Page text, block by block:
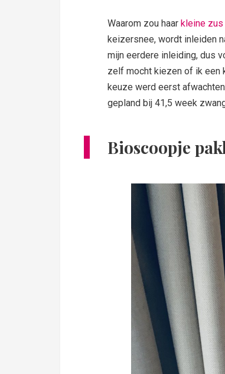
Waarom zou haar kleine zus
keizersnee, wordt inleiden
mijn eerdere inleiding, dus
zelf mocht kiezen of ik een
keuze werd eerst
gepland bij 41,5 week
Bioscoopje